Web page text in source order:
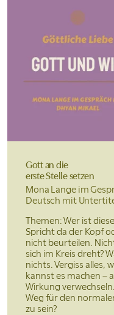
Gott an die
erste Stelle setzen
Mona Lange im
Deutsch mit
Themen: Wer ist
Spricht da der Kopf
nicht beurteilen.
sich im Kreis dreht?
nichts. Vergiss alles,
kannst es machen –
Wirkung
Weg für den
zu sein?